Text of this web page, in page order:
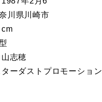
川県川崎市
志穂
ーダストプロモーション